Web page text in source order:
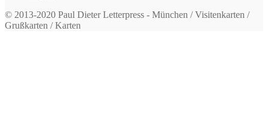
© 2013-2020 Paul Dieter Letterpress - München / Visitenkarten /
Grußkarten / Karten